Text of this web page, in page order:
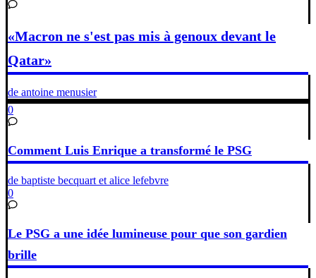
«Macron ne s'est pas mis à genoux devant le
Qatar»
de antoine menusier
0
Comment Luis Enrique a transformé le PSG
de baptiste becquart et alice lefebvre
0
Le PSG a une idée lumineuse pour que son gardien
brille